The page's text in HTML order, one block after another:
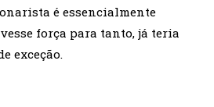
é essencialmente
força para tanto, já teria
exceção.